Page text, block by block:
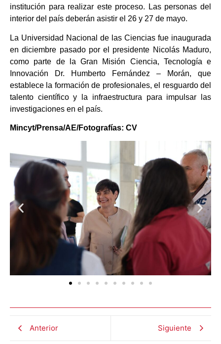
institución para realizar este proceso. Las personas del
interior del país deberán asistir el 26 y 27 de mayo.
La Universidad Nacional de las Ciencias fue inaugurada
en diciembre pasado por el presidente Nicolás Maduro,
como parte de la Gran Misión Ciencia, Tecnología e
Innovación Dr. Humberto Fernández – Morán, que
establece la formación de profesionales, el resguardo del
talento científico y la infraestructura para impulsar las
investigaciones en el país.
Mincyt/Prensa/AE/Fotografías: CV
Anterior Siguiente